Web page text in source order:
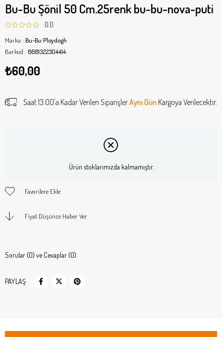
Bu-Bu Şönil 50 Cm.25renk bu-bu-nova-puti
0.0
Marka : Bu-Bu Ploydogh
Barkod : 8681322304414
₺60,00
Saat 13.00'a Kadar Verilen SiparişlerAynı Gün Kargoya Verilecektir.
Ürün stoklarımızda kalmamıştır.
Favorilere Ekle
Fiyat Düşünce Haber Ver
Sorular (0) ve Cevaplar (0)
PAYLAŞ